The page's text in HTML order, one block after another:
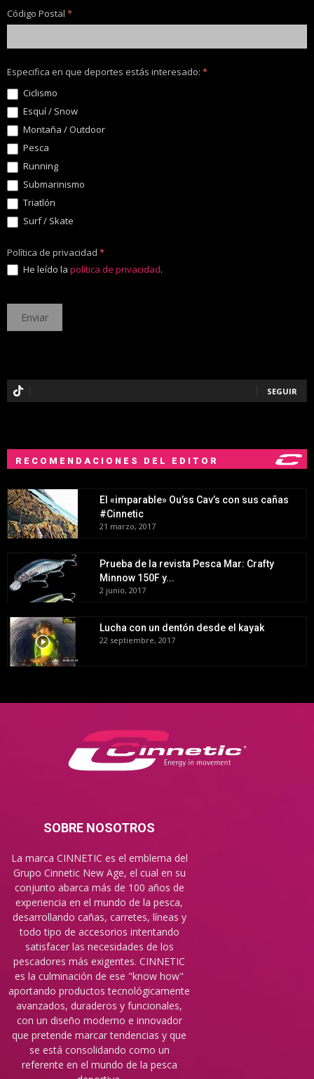
Código Postal *
Especifica en que deportes estás interesado: *
Ciclismo
Esquí / Snow
Montaña / Outdoor
Pesca
Running
Submarinismo
Triatlón
Surf / Skate
Política de privacidad *
He leído la política de privacidad.
SEGUIR
RECOMENDACIONES DEL EDITOR
El «imparable» Ou’ss Cav’s con sus cañas
#Cinnetic
21 marzo, 2017
Prueba de la revista Pesca Mar: Crafty
Minnow 150F y...
2 junio, 2017
Lucha con un dentón desde el kayak
22 septiembre, 2017
SOBRE NOSOTROS
La marca CINNETIC es el emblema del
Grupo Cinnetic New Age, el cual en su
conjunto abarca más de 100 años de
experiencia en el mundo de la pesca,
desarrollando cañas, carretes, líneas y
todo tipo de accesorios intentando
satisfacer las necesidades de los
pescadores más exigentes. CINNETIC
es la culminación de ese "know how"
aportando productos tecnológicamente
avanzados, duraderos y funcionales,
con un diseño moderno e innovador
que pretende marcar tendencias y que
se está consolidando como un
referente en el mundo de la pesca